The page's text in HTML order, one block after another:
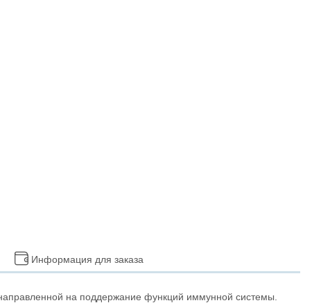
Информация для заказа
на поддержание функций иммунной системы.